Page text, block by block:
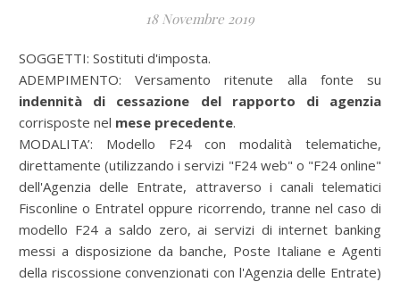
18 Novembre 2019
SOGGETTI: Sostituti d'imposta.
ADEMPIMENTO: Versamento ritenute alla fonte su
indennità di cessazione del rapporto di agenzia
corrisposte nel mese precedente.
MODALITA’: Modello F24 con modalità telematiche,
direttamente (utilizzando i servizi "F24 web" o "F24 online"
dell'Agenzia delle Entrate, attraverso i canali telematici
Fisconline o Entratel oppure ricorrendo, tranne nel caso di
modello F24 a saldo zero, ai servizi di internet banking
messi a disposizione da banche, Poste Italiane e Agenti
della riscossione convenzionati con l'Agenzia delle Entrate)